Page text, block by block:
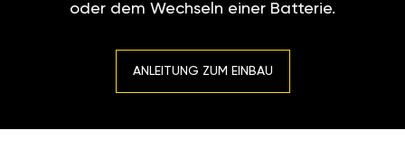
oder dem Wechseln einer Batterie.
ANLEITUNG ZUM EINBAU